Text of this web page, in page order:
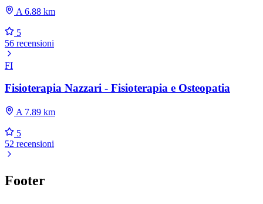
A 6.88 km
5
56 recensioni
FI
Fisioterapia Nazzari - Fisioterapia e Osteopatia
A 7.89 km
5
52 recensioni
Footer